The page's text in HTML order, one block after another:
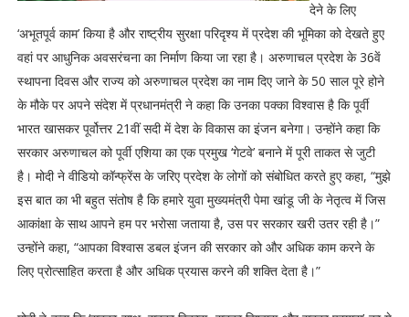
देने के लिए
‘अभूतपूर्व काम’ किया है और राष्ट्रीय सुरक्षा परिदृश्य में प्रदेश की भूमिका को देखते हुए
वहां पर आधुनिक अवसरंचना का निर्माण किया जा रहा है। अरुणाचल प्रदेश के 36वें
स्थापना दिवस और राज्य को अरुणाचल प्रदेश का नाम दिए जाने के 50 साल पूरे होने
के मौके पर अपने संदेश में प्रधानमंत्री ने कहा कि उनका पक्का विश्वास है कि पूर्वी
भारत खासकर पूर्वोत्तर 21वीं सदी में देश के विकास का इंजन बनेगा। उन्होंने कहा कि
सरकार अरुणाचल को पूर्वी एशिया का एक प्रमुख ‘गेटवे’ बनाने में पूरी ताकत से जुटी
है। मोदी ने वीडियो कॉन्फ्रेंस के जरिए प्रदेश के लोगों को संबोधित करते हुए कहा, “मुझे
इस बात का भी बहुत संतोष है कि हमारे युवा मुख्यमंत्री पेमा खांडू जी के नेतृत्व में जिस
आकांक्षा के साथ आपने हम पर भरोसा जताया है, उस पर सरकार खरी उतर रही है।”
उन्होंने कहा, “आपका विश्वास डबल इंजन की सरकार को और अधिक काम करने के
लिए प्रोत्साहित करता है और अधिक प्रयास करने की शक्ति देता है।”